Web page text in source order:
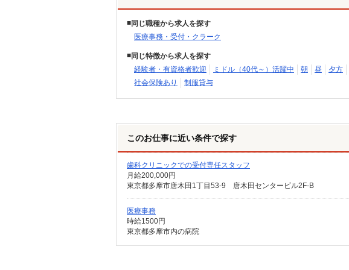
同じ職種から求人を探す
医療事務・受付・クラーク
同じ特徴から求人を探す
経験者・有資格者歓迎
ミドル（40代～）活躍中 朝 昼 夕方
社会保険あり
制服貸与
このお仕事に近い条件で探す
歯科クリニックでの受付専任スタッフ
月給200,000円
東京都多摩市唐木田1丁目53-9 唐木田センタービル2F-B
医療事務
時給1500円
東京都多摩市内の病院